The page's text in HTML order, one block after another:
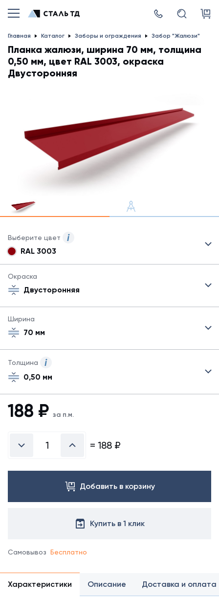
Главная Каталог Заборы и ограждения Забор "Жалюзи"
Планка жалюзи, ширина 70 мм, толщина
0,50 мм, цвет RAL 3003, окраска
Двусторонняя
Выберите цвет
быть
все
цвета
справочнике
RAL 3003
Окраска
Двусторонняя
Ширина
70 мм
Толщина
0,50 мм
188 ₽ за п.м.
= 188 ₽
Добавить в корзину
Купить в 1 клик
Самовывоз Бесплатно
Характеристики Описание Доставка и оплата